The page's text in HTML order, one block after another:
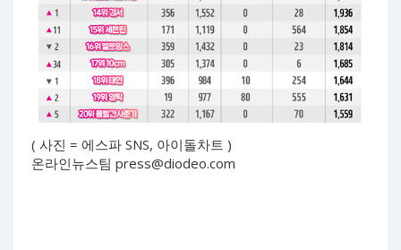
( 사진 = 에스파 SNS, 아이돌차트 )
온라인뉴스팀 press@diodeo.com